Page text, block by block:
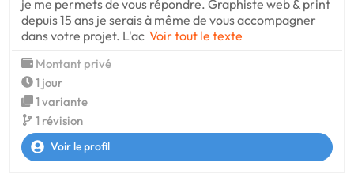
je me permets de vous répondre. Graphiste web & print
depuis 15 ans je serais à même de vous accompagner
dans votre projet. L'ac Voir tout le texte
Montant privé
1 jour
1 variante
1 révision
Voir le profil